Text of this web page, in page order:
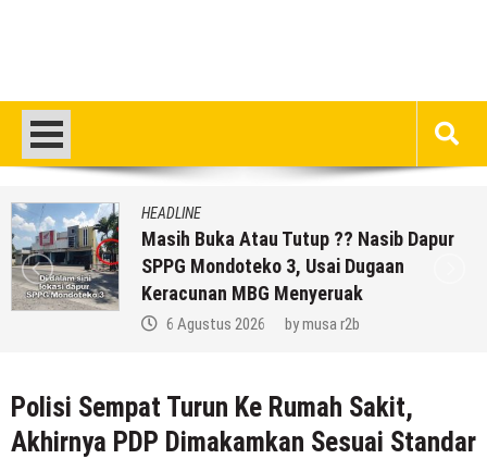
HEADLINE
Masih Buka Atau Tutup ?? Nasib Dapur
SPPG Mondoteko 3, Usai Dugaan
Keracunan MBG Menyeruak
6 Agustus 2026 bymusa r2b
Polisi Sempat Turun Ke Rumah Sakit,
Akhirnya PDP Dimakamkan Sesuai Standar